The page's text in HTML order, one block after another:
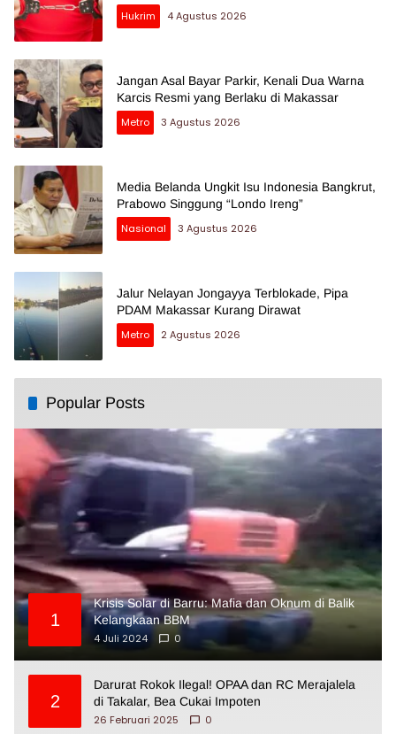
Hukrim
4 Agustus 2026
Jangan Asal Bayar Parkir, Kenali Dua Warna
Karcis Resmi yang Berlaku di Makassar
Metro
3 Agustus 2026
Media Belanda Ungkit Isu Indonesia Bangkrut,
Prabowo Singgung “Londo Ireng”
Nasional
3 Agustus 2026
Jalur Nelayan Jongayya Terblokade, Pipa
PDAM Makassar Kurang Dirawat
Metro
2 Agustus 2026
Popular Posts
1
Krisis Solar di Barru: Mafia dan Oknum di Balik
Kelangkaan BBM
4 Juli 2024
0
2
Darurat Rokok Ilegal! OPAA dan RC Merajalela
di Takalar, Bea Cukai Impoten
26 Februari 2025
0